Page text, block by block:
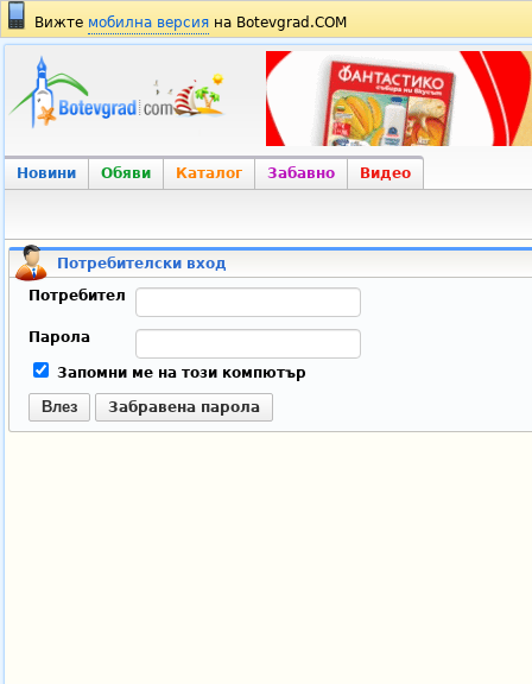
Вижте мобилна версия на Botevgrad.COM
Новини Обяви Каталог Забавно Видео
Потребителски вход
Потребител
Парола
Запомни ме на този компютър
Влез Забравена парола